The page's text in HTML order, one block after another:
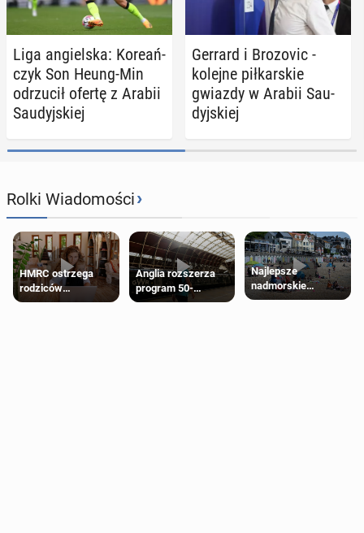
Liga an­giel­ska: Ko­re­ań­
czyk Son Heung-Min
od­rzu­cił ofertę z Arabii
Sau­dyj­skiej
Gerrard i Bro­zo­vic -
kolejne pił­kar­skie
gwiazdy w Arabii Sau­
dyj­skiej
Rolki Wiadomości›
HMRC ostrzega
rodziców
pobierających Child
Anglia rozszerza
program 50-
procentowych
Najlepsze
nadmorskie
miasteczko blisko